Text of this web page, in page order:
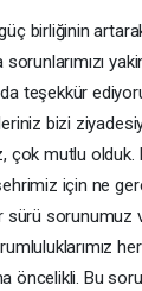
birliğinin
sorunlarımızı
teşekkür
bizi
çok mutlu olduk.
için ne
sürü sorunumuz
öncelikli. Bu